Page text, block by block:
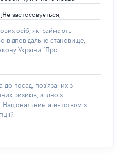
[Не застосовується]
осіб, які займають
відповідальне становище,
України “Про
до посад, пов'язаних з
ризиків, згідно з
агентством з